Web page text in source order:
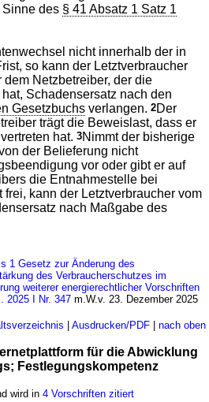
des § 41 Absatz 1 Satz 1
nicht innerhalb der in
so kann der Letztverbraucher
Netzbetreiber, der die
Schadensersatz nach den
Gesetzbuchs verlangen.2Der
trägt die Beweislast, dass er
hat.3Nimmt der bisherige
der Belieferung nicht
vor oder gibt er auf
die Entnahmestelle bei
kann der Letztverbraucher vom
nach Maßgabe des
1 Gesetz zur Änderung des
des Verbraucherschutzes im
weiterer energierechtlicher Vorschriften
2025 I Nr. 347 m.W.v. 23. Dezember 2025
Ausdrucken/PDF| nach oben
für die Abwicklung
Festlegungskompetenz
wird in4 Vorschriften zitiert